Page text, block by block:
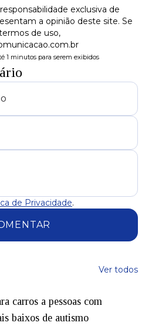
exclusiva de
a opinião deste site. Se
de uso,
1 minutos para serem exibidos
de Privacidade.
Ver todos
carros a pessoas com
baixos de autismo